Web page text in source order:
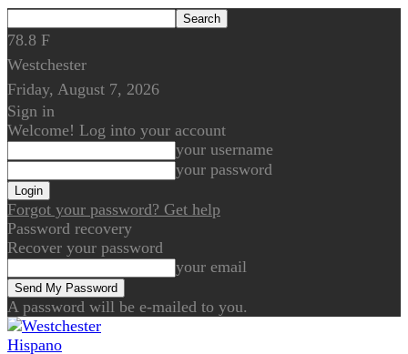
78.8 F
Westchester
Friday, August 7, 2026
Sign in
Welcome! Log into your account
your username
your password
Forgot your password? Get help
Password recovery
Recover your password
your email
A password will be e-mailed to you.